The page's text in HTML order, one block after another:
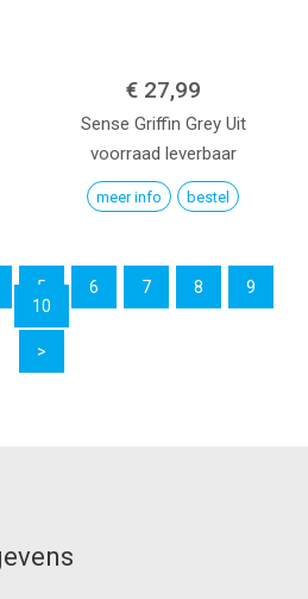
€ 27,99
Sense Griffin Grey Uit
voorraad leverbaar
meer info bestel
5 6 7 8
9
10
>